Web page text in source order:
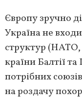
Європу зручно
Україна не
структур
країни Балтії
потрібних
на роздачу